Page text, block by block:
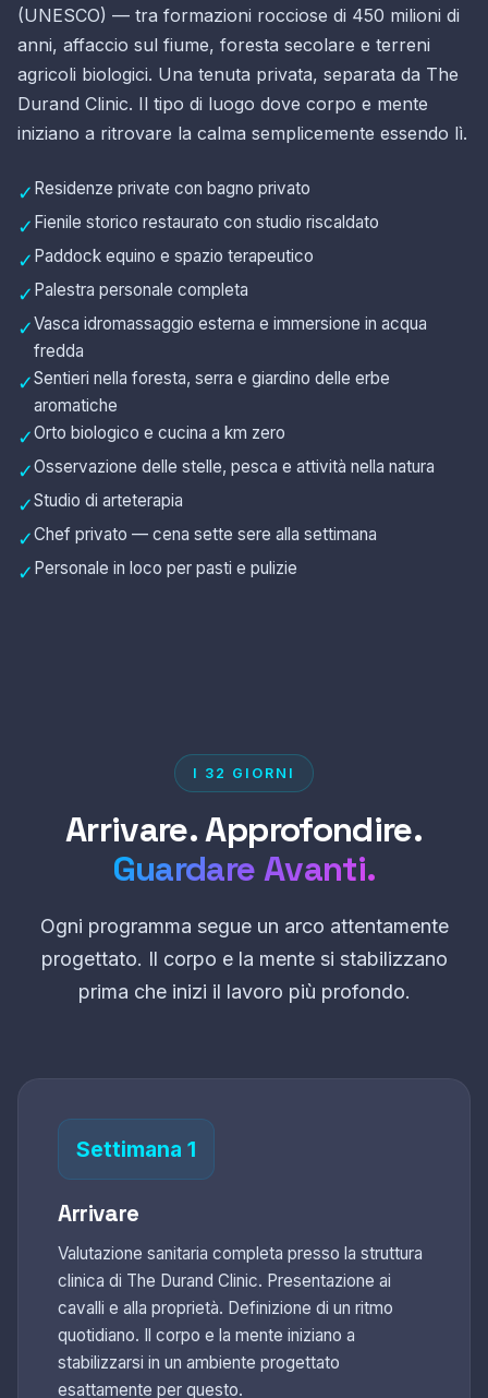
(UNESCO) — tra formazioni rocciose di 450 milioni di
anni, affaccio sul fiume, foresta secolare e terreni
agricoli biologici. Una tenuta privata, separata da The
Durand Clinic. Il tipo di luogo dove corpo e mente
iniziano a ritrovare la calma semplicemente essendo lì.
✓ Residenze private con bagno privato
✓ Fienile storico restaurato con studio riscaldato
✓ Paddock equino e spazio terapeutico
✓ Palestra personale completa
✓Vasca idromassaggio esterna e immersione in acqua
fredda
✓Sentieri nella foresta, serra e giardino delle erbe
aromatiche
✓Orto biologico e cucina a km zero
✓Osservazione delle stelle, pesca e attività nella natura
✓Studio di arteterapia
✓Chef privato — cena sette sere alla settimana
✓ Personale in loco per pasti e pulizie
I 32 GIORNI
Arrivare. Approfondire.
Guardare Avanti.
Ogni programma segue un arco attentamente
progettato. Il corpo e la mente si stabilizzano
prima che inizi il lavoro più profondo.
Settimana 1
Arrivare
Valutazione sanitaria completa presso la struttura
clinica di The Durand Clinic. Presentazione ai
cavalli e alla proprietà. Definizione di un ritmo
quotidiano. Il corpo e la mente iniziano a
stabilizzarsi in un ambiente progettato
esattamente per questo.